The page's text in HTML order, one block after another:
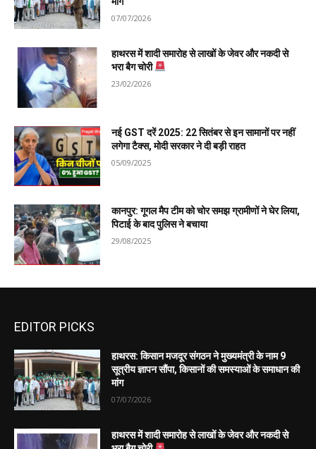
07/07/2026
हाथरस में शादी समारोह से लाखों के जेवर और नकदी से
भरा बैग चोरी
23/02/2026
नई GST दरें 2025: 22 सितंबर से इन सामानों पर नहीं
लगेगा टैक्स, मोदी सरकार ने दी बड़ी राहत
05/09/2025
कानपुर: गूगल मैप टीम को चोर समझ ग्रामीणों ने घेर लिया,
पिटाई के बाद पुलिस ने बचाया
29/08/2025
EDITOR PICKS
हाथरस: किसान मजदूर संगठन ने मुख्यमंत्री के नाम 9
सूत्रीय ज्ञापन सौंपा, किसानों की समस्याओं के समाधान की
मांग
07/07/2026
हाथरस में शादी समारोह से लाखों के जेवर और नकदी से